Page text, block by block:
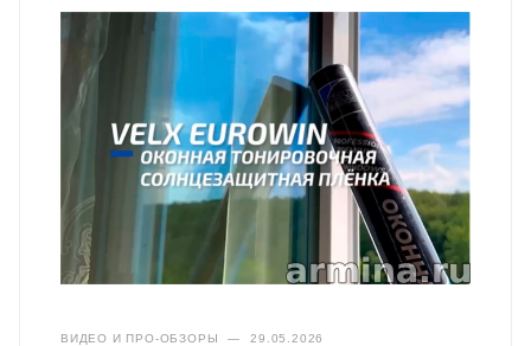
ВИДЕО И ПРО-ОБЗОРЫ — 29.05.2026